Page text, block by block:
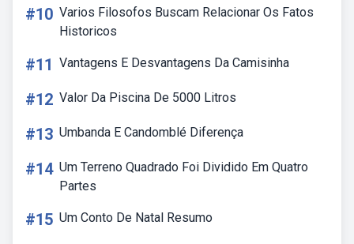
#10 Varios Filosofos Buscam Relacionar Os Fatos
Historicos
#11 Vantagens E Desvantagens Da Camisinha
#12 Valor Da Piscina De 5000 Litros
#13 Umbanda E Candomblé Diferença
#14 Um Terreno Quadrado Foi Dividido Em Quatro
Partes
#15 Um Conto De Natal Resumo